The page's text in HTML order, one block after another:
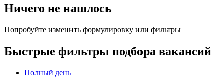
Ничего не нашлось
Попробуйте изменить формулировку или фильтры
Быстрые фильтры подбора вакансий
Полный день